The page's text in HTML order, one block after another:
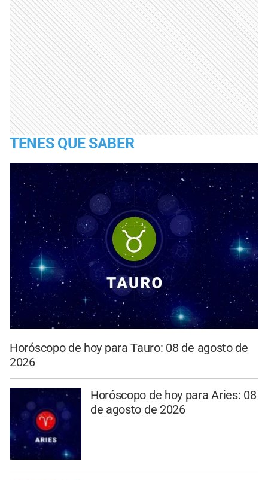
TENES QUE SABER
Horóscopo de hoy para Tauro: 08 de agosto de
2026
Horóscopo de hoy para Aries: 08
de agosto de 2026